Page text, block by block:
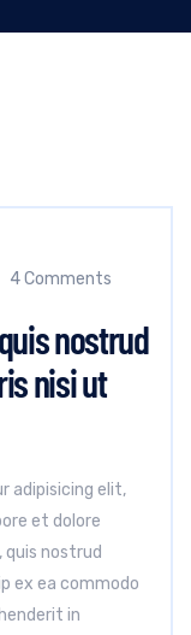
4 Comments
nostrud
nisi ut
adipisicing elit,
et dolore
quis nostrud
ex ea commodo
in